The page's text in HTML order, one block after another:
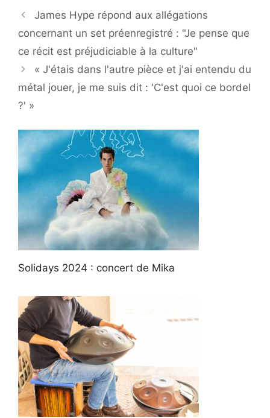
James Hype répond aux allégations
concernant un set préenregistré : "Je pense que
ce récit est préjudiciable à la culture"
« J'étais dans l'autre pièce et j'ai entendu du
métal jouer, je me suis dit : 'C'est quoi ce bordel
?' »
Solidays 2024 : concert de Mika